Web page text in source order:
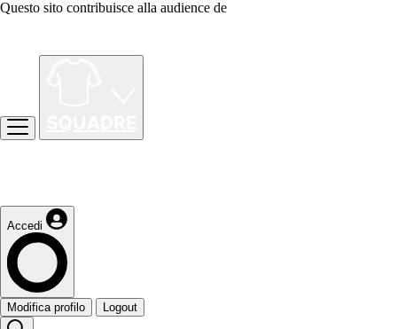
Questo sito contribuisce alla audience de
Accedi
Modifica profilo Logout